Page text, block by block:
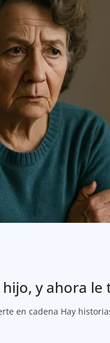
y ahora
en cadena Hay